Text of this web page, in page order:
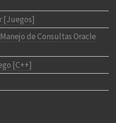
[Juegos]
de Consultas Oracle
[C++]